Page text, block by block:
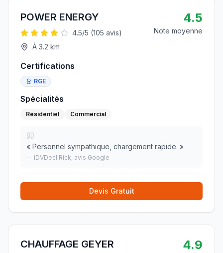
POWER ENERGY
4.5/5 (105 avis)
À 3.2 km
4.5
Note moyenne
Certifications
RGE
Spécialités
Résidentiel Commercial
« Personnel sympathique, chargement rapide. »
— iDVDecl Rick, avis Google
Devis Gratuit
CHAUFFAGE GEYER 4.9